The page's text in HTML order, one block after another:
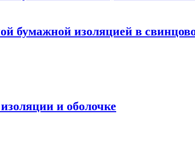
бумажной изоляцией в
и оболочке